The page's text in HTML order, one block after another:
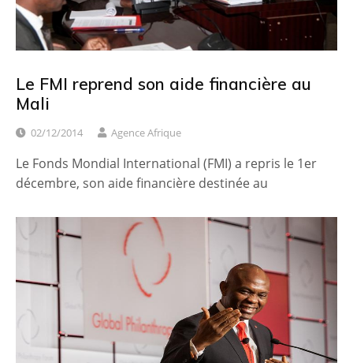
Le FMI reprend son aide financière au
Mali
02/12/2014 Agence Afrique
Le Fonds Mondial International (FMI) a repris le 1er
décembre, son aide financière destinée au